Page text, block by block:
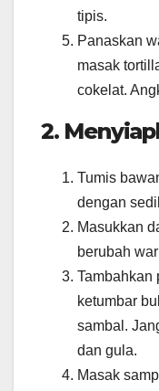
tipis.
Panaskan
masak
cokelat.
2.
Tumis
dengan
Masukkan
berubah
Tambahkan
ketumbar
sambal.
dan gula.
Masak